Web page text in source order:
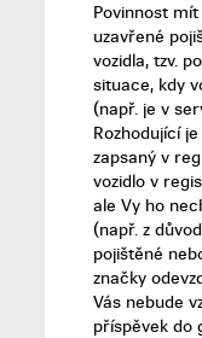
Povinnost
uzavřené
vozidla, tzv.
situace, kdy
(např. je v
Rozhodující
zapsaný v
vozidlo v
ale Vy ho
(např. z
pojištěné
značky
Vás nebude
příspěvek do